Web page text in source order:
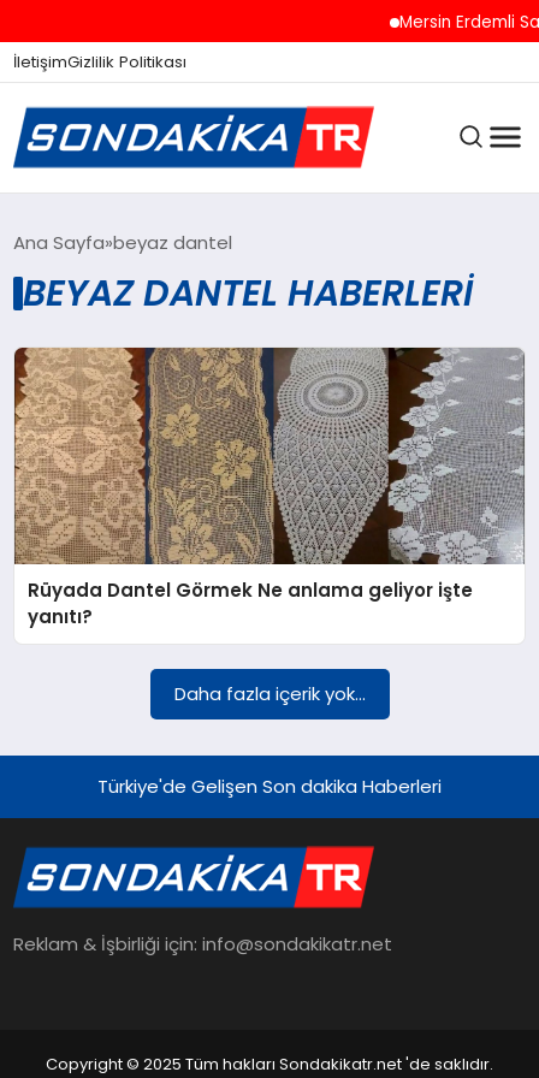
Mersin Erdemli
İletişimGizlilik Politikası
ANASAYFA
GÜNCEL
SPOR
YAŞAM
EKONOMI
EĞITIM
OTOMOBIL
Ana Sayfa beyaz dantel
BEYAZ DANTEL HABERLERI
Rüyada Dantel Görmek Ne anlama geliyor işte
yanıtı?
Daha fazla içerik yok...
Türkiye'de Gelişen Son dakika Haberleri
Reklam & İşbirliği için: info@sondakikatr.net
Copyright © 2025 Tüm hakları Sondakikatr.net 'de saklıdır.